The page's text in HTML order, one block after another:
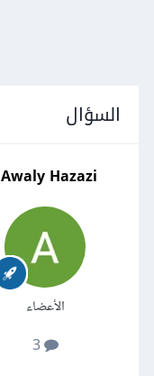
السؤال
Awaly Hazazi
الأعضاء
3